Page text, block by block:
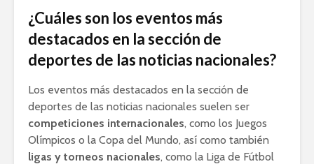
¿Cuáles son los eventos más
destacados en la sección de
deportes de las noticias nacionales?
Los eventos más destacados en la sección de
deportes de las noticias nacionales suelen ser
competiciones internacionales, como los Juegos
Olímpicos o la Copa del Mundo, así como también
ligas y torneos nacionales, como la Liga de Fútbol